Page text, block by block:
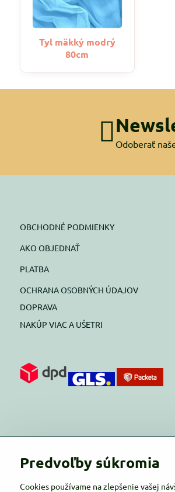
Tyl mäkký modrý
80cm
Odoberať
OBCHODNÉ PODMIENKY
AKO OBJEDNAŤ
PLATBA
OCHRANA OSOBNÝCH ÚDAJOV
DOPRAVA
NAKÚP VIAC A UŠETRI
Predvoľby súkromia
Cookies používame na zlepšenie vašej